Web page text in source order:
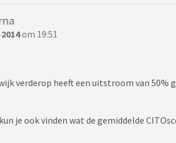
ik dat de politiek erg aanstuurt om deze
zie nu heel erg dit werkt niet!
om 19:51
verderop heeft een uitstroom van 50%
je ook vinden wat de gemiddelde